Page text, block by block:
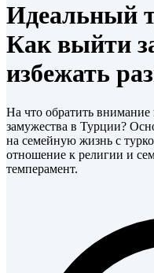
Идеальный
Как выйти
избежать
На что обратить
замужества в Турции?
на семейную жизнь с
отношение к религии и
темперамент.